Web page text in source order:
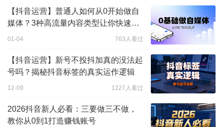
【抖音运营】普通人如何从0开始做自
媒体？3种高流量内容类型让你快速涨
粉
01-04 763人看过
【抖音运营】新号不投抖加真的没法起
号吗？揭秘抖音标签的真实运作逻辑
12-09 1227人看过
2026抖音新人必看：三要做三不做，
教你从0到1打造赚钱账号